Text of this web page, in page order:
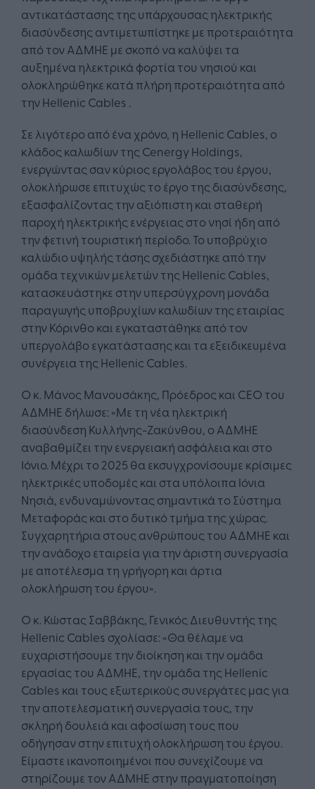
αντικατάστασης της υπάρχουσας ηλεκτρικής
διασύνδεσης αντιμετωπίστηκε με προτεραιότητα
από τον ΑΔΜΗΕ με σκοπό να καλύψει τα
αυξημένα ηλεκτρικά φορτία του νησιού και
ολοκληρώθηκε κατά πλήρη προτεραιότητα από
την Hellenic Cables .
Σε λιγότερο από ένα χρόνο, η Hellenic Cables, o
κλάδος καλωδίων της Cenergy Holdings,
ενεργώντας σαν κύριος εργολάβος του έργου,
ολοκλήρωσε επιτυχώς το έργο της διασύνδεσης,
εξασφαλίζοντας την αξιόπιστη και σταθερή
παροχή ηλεκτρικής ενέργειας στο νησί ήδη από
την φετινή τουριστική περίοδο. Το υποβρύχιο
καλώδιο υψηλής τάσης σχεδιάστηκε από την
ομάδα τεχνικών μελετών της Hellenic Cables,
κατασκευάστηκε στην υπερσύγχρονη μονάδα
παραγωγής υποβρυχίων καλωδίων της εταιρίας
στην Κόρινθο και εγκαταστάθηκε από τον
υπεργολάβο εγκατάστασης και τα εξειδικευμένα
συνέργεια της Hellenic Cables.
Ο κ. Μάνος Μανουσάκης, Πρόεδρος και CEO του
ΑΔΜΗΕ δήλωσε: «Με τη νέα ηλεκτρική
διασύνδεση Κυλλήνης-Ζακύνθου, ο ΑΔΜΗΕ
αναβαθμίζει την ενεργειακή ασφάλεια και στο
Ιόνιο. Μέχρι το 2025 θα εκσυγχρονίσουμε κρίσιμες
ηλεκτρικές υποδομές και στα υπόλοιπα Ιόνια
Νησιά, ενδυναμώνοντας σημαντικά το Σύστημα
Μεταφοράς και στο δυτικό τμήμα της χώρας.
Συγχαρητήρια στους ανθρώπους του ΑΔΜΗΕ και
την ανάδοχο εταιρεία για την άριστη συνεργασία
με αποτέλεσμα τη γρήγορη και άρτια
ολοκλήρωση του έργου».
Ο κ. Κώστας Σαββάκης, Γενικός Διευθυντής της
Hellenic Cables σχολίασε: «Θα θέλαμε να
ευχαριστήσουμε την διοίκηση και την ομάδα
εργασίας του ΑΔΜΗΕ, την ομάδα της Hellenic
Cables και τους εξωτερικούς συνεργάτες μας για
την αποτελεσματική συνεργασία τους, την
σκληρή δουλειά και αφοσίωση τους που
οδήγησαν στην επιτυχή ολοκλήρωση του έργου.
Είμαστε ικανοποιημένοι που συνεχίζουμε να
στηρίζουμε τον ΑΔΜΗΕ στην πραγματοποίηση